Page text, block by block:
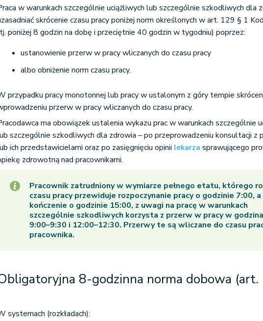
w warunkach szczególnie uciążliwych lub szczególnie szkodliwych dla
skrócenie czasu pracy poniżej norm określonych w art. 129 § 1
poniżej 8 godzin na dobę i przeciętnie 40 godzin w tygodniu) poprzez:
ustanowienie przerw w pracy wliczanych do czasu pracy
albo obniżenie norm czasu pracy.
przypadku pracy monotonnej lub pracy w ustalonym z góry tempie
przerw w pracy wliczanych do czasu pracy.
ma obowiązek ustalenia wykazu prac w warunkach szczególnie
szczególnie szkodliwych dla zdrowia – po przeprowadzeniu konsultacji z
ich przedstawicielami oraz po zasięgnięciu opinii lekarza sprawującego
zdrowotną nad pracownikami.
Pracownik zatrudniony w wymiarze pełnego etatu, którego
czasu pracy przewiduje rozpoczynanie pracy o godzinie 7:00, a
kończenie o godzinie 15:00, z uwagi na pracę w warunkach
szczególnie szkodliwych korzysta z przerw w pracy w
9:00–9:30 i 12:00–12:30. Przerwy te są wliczane do czasu
pracownika.
8-godzinna norma dobowa (art.
systemach (rozkładach):